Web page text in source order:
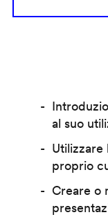
al suo
Utilizzare
proprio
Creare o